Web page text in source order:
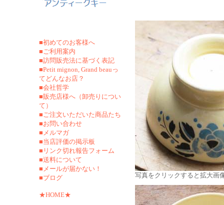
■初めてのお客様へ
■ご利用案内
■訪問販売法に基づく表記
■Petit mignon, Grand beauっ
てどんなお店？
■会社哲学
■販売店様へ（卸売りについ
て）
■ご注文いただいた商品たち
■お問い合わせ
■メルマガ
■当店評価の掲示板
■リンク切れ報告フォーム
■送料について
■メールが届かない！
■ブログ
★HOME★
写真をクリックすると拡大画